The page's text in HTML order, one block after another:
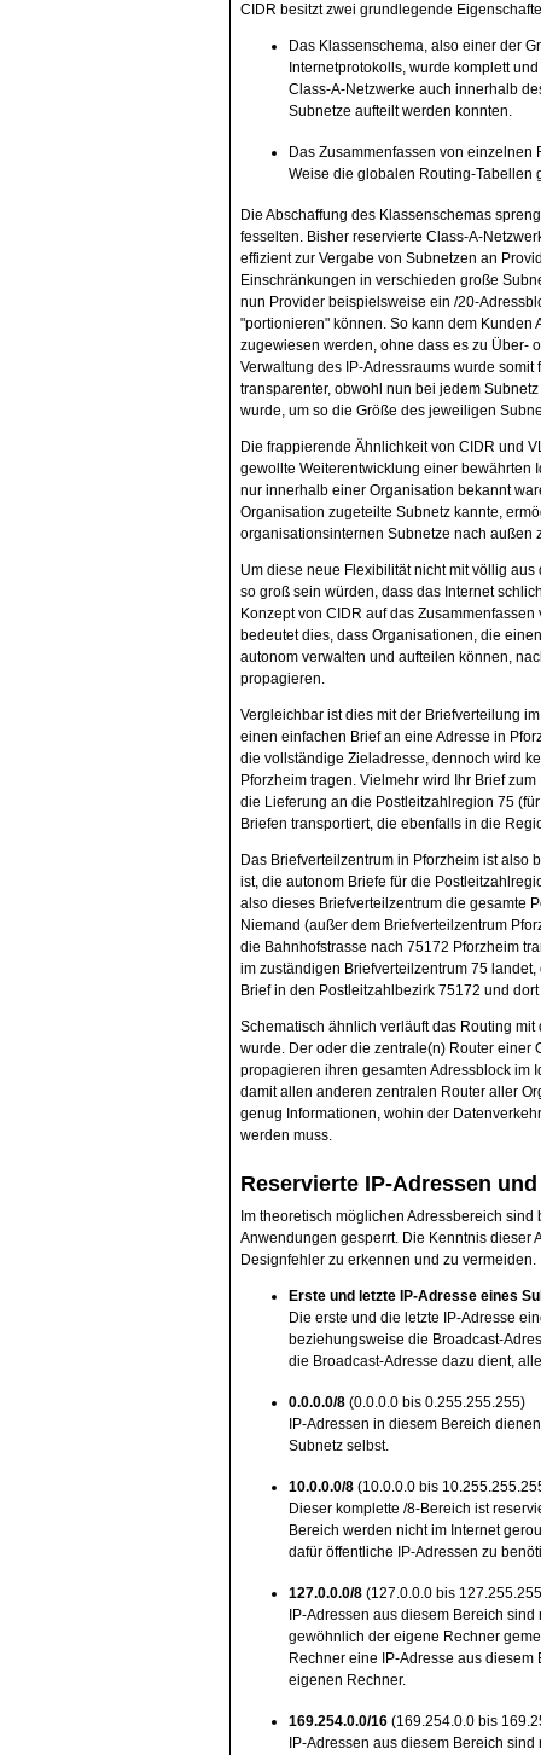
CIDR besitzt zwei grundlegende
Das Klassenschema, also einer der
Internetprotokolls, wurde komplett
Class-A-Netzwerke auch innerhalb
Subnetze aufteilt werden konnten.
Das Zusammenfassen von
Weise die globalen Routing-Tabellen
Die Abschaffung des Klassenschemas
fesselten. Bisher reservierte Class-A-
effizient zur Vergabe von Subnetzen an
Einschränkungen in verschieden große
nun Provider beispielsweise ein /20-
"portionieren" können. So kann dem Kunden
zugewiesen werden, ohne dass es zu Über-
Verwaltung des IP-Adressraums wurde
transparenter, obwohl nun bei jedem
wurde, um so die Größe des jeweiligen
Die frappierende Ähnlichkeit von CIDR und
gewollte Weiterentwicklung einer bewährten
nur innerhalb einer Organisation bekannt
Organisation zugeteilte Subnetz kannte,
organisationsinternen Subnetze nach außen
Um diese neue Flexibilität nicht mit völlig
so groß sein würden, dass das Internet
Konzept von CIDR auf das
bedeutet dies, dass Organisationen, die
autonom verwalten und aufteilen können,
propagieren.
Vergleichbar ist dies mit der Briefverteilung
einen einfachen Brief an eine Adresse in
die vollständige Zieladresse, dennoch wird
Pforzheim tragen. Vielmehr wird Ihr Brief
die Lieferung an die Postleitzahlregion 75
Briefen transportiert, die ebenfalls in die
Das Briefverteilzentrum in Pforzheim ist also
ist, die autonom Briefe für die
also dieses Briefverteilzentrum die gesamte
Niemand (außer dem Briefverteilzentrum
die Bahnhofstrasse nach 75172 Pforzheim
im zuständigen Briefverteilzentrum 75
Brief in den Postleitzahlbezirk 75172 und
Schematisch ähnlich verläuft das Routing
wurde. Der oder die zentrale(n) Router einer
propagieren ihren gesamten Adressblock im
damit allen anderen zentralen Router aller
genug Informationen, wohin der
werden muss.
Reservierte IP-Adressen
Im theoretisch möglichen Adressbereich
Anwendungen gesperrt. Die Kenntnis dieser
Designfehler zu erkennen und zu vermeiden.
Erste und letzte IP-Adresse eines
Die erste und die letzte IP-Adresse
beziehungsweise die Broadcast-
die Broadcast-Adresse dazu dient,
0.0.0.0/8(0.0.0.0 bis 0.255.255.255)
IP-Adressen in diesem Bereich
Subnetz selbst.
10.0.0.0/8(10.0.0.0 bis
Dieser komplette /8-Bereich ist
Bereich werden nicht im Internet
dafür öffentliche IP-Adressen zu
127.0.0.0/8(127.0.0.0 bis
IP-Adressen aus diesem Bereich
gewöhnlich der eigene Rechner
Rechner eine IP-Adresse aus
eigenen Rechner.
169.254.0.0/16(169.254.0.0 bis
IP-Adressen aus diesem Bereich